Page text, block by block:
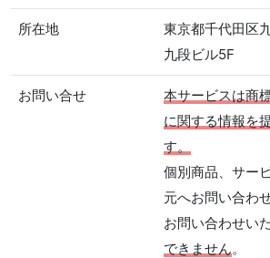
所在地
東京都千代田区
九段ビル5F
お問い合せ
本サービスは商
に関する情報を
す。
個別商品、サー
元へお問い合わ
お問い合わせい
できません。